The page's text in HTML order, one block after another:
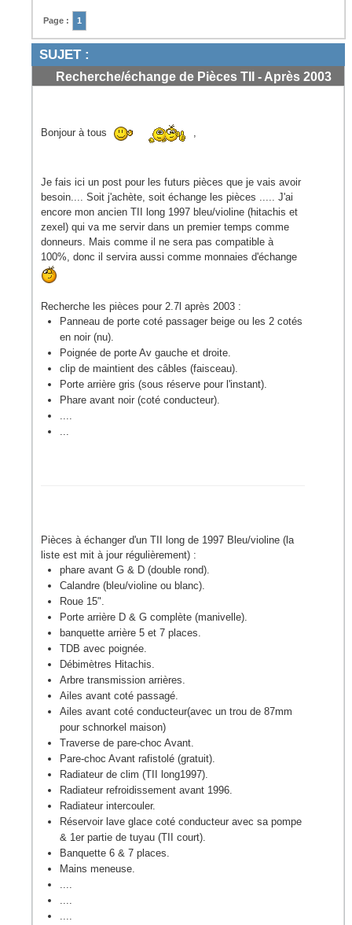
Page : 1
SUJET :
Recherche/échange de Pièces TII - Après 2003
Bonjour à tous ,
Je fais ici un post pour les futurs pièces que je vais avoir
besoin.... Soit j'achète, soit échange les pièces ..... J'ai
encore mon ancien TII long 1997 bleu/violine (hitachis et
zexel) qui va me servir dans un premier temps comme
donneurs. Mais comme il ne sera pas compatible à
100%, donc il servira aussi comme monnaies d'échange
Recherche les pièces pour 2.7l après 2003 :
Panneau de porte coté passager beige ou les 2 cotés
en noir (nu).
Poignée de porte Av gauche et droite.
clip de maintient des câbles (faisceau).
Porte arrière gris (sous réserve pour l'instant).
Phare avant noir (coté conducteur).
....
...
Pièces à échanger d'un TII long de 1997 Bleu/violine (la
liste est mit à jour régulièrement) :
phare avant G & D (double rond).
Calandre (bleu/violine ou blanc).
Roue 15".
Porte arrière D & G complète (manivelle).
banquette arrière 5 et 7 places.
TDB avec poignée.
Débimètres Hitachis.
Arbre transmission arrières.
Ailes avant coté passagé.
Ailes avant coté conducteur(avec un trou de 87mm
pour schnorkel maison)
Traverse de pare-choc Avant.
Pare-choc Avant rafistolé (gratuit).
Radiateur de clim (TII long1997).
Radiateur refroidissement avant 1996.
Radiateur intercouler.
Réservoir lave glace coté conducteur avec sa pompe
& 1er partie de tuyau (TII court).
Banquette 6 & 7 places.
Mains meneuse.
....
....
....